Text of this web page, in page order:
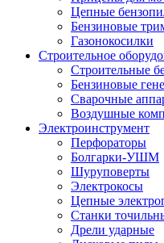
Цепные
Бензиновые
Газонокосилки
Строительное
Строительные
Бензиновые
Сварочные
Воздушные
Электроинструмент
Перфораторы
Болгарки-УШМ
Шуруповерты
Электрокосы
Цепные
Станки
Дрели ударные